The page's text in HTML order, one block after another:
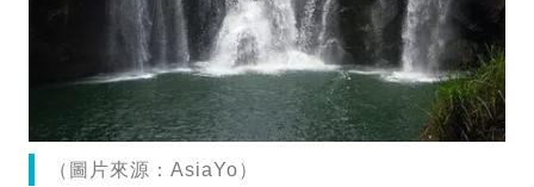
（圖片來源：AsiaYo）